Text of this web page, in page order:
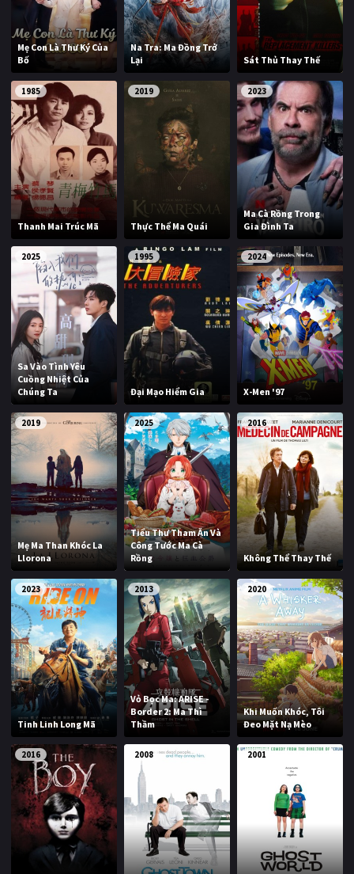
Mẹ Con Là Thư Ký Của
Bố
Na Tra: Ma Đồng Trở
Lại
Sát Thủ Thay Thế
1985
Thanh Mai Trúc Mã
2019
Thực Thể Ma Quái
2023
Ma Cà Rồng Trong
Gia Đình Ta
2025
Sa Vào Tình Yêu
Cuồng Nhiệt Của
Chúng Ta
1995
Đại Mạo Hiểm Gia
2024
X-Men '97
2019
Mẹ Ma Than Khóc La
Llorona
2025
Tiểu Thư Tham Ăn Và
Công Tước Ma Cà
Rồng
2016
Không Thể Thay Thế
2023
Tinh Linh Long Mã
2013
Vỏ Bọc Ma: ARISE -
Border 2: Ma Thì
Thầm
2020
Khi Muốn Khóc, Tôi
Đeo Mặt Nạ Mèo
2016 2008 2001